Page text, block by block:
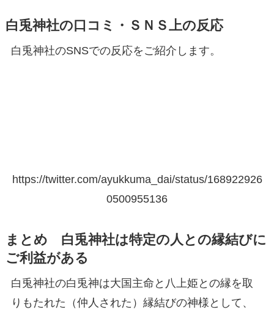
白兎神社の口コミ・ＳＮＳ上の反応
白兎神社のSNSでの反応をご紹介します。
https://twitter.com/ayukkuma_dai/status/168922926
0500955136
まとめ 白兎神社は特定の人との縁結びに
ご利益がある
白兎神社の白兎神は大国主命と八上姫との縁を取
りもたれた（仲人された）縁結びの神様として、